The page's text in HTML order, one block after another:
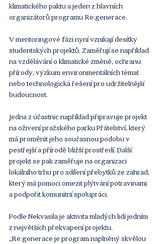
klimatického paktu a jeden z hlavních
organizátorů programu Re:generace.
V mentoringové fázi nyní vznikají desítky
studentských projektů. Zaměřují se například
na vzdělávání o klimatické změně, ochranu
přírody, výzkum environmentálních témat
nebo technologická řešení pro udržitelnější
budoucnost.
Jedna z účastnic například připravuje projekt
na oživení pražského parku Přátelství, který
má proměnit jeho současnou podobu v
pestřejší a přírodě bližší prostředí. Další
projekt se pak zaměřuje na organizaci
lokálního trhu pro sdílení přebytků ze zahrad,
který má pomoci omezit plýtvání potravinami
a podpořit komunitní spolupráci.
Podle Nekvasila je aktivita mladých lidí jedním
z největších překvapení projektu.
„Re:generace je program naplněný skvělou